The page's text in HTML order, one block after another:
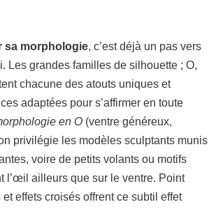
sa morphologie, c’est déjà un pas vers
Les grandes familles de silhouette ; O,
chacune des atouts uniques et
adaptées pour s’affirmer en toute
en O (ventre généreux,
privilégie les modèles sculptants munis
voire de petits volants ou motifs
l’œil ailleurs que sur le ventre. Point
effets croisés offrent ce subtil effet